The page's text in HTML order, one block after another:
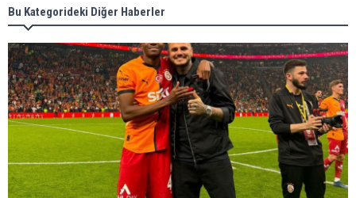
Bu Kategorideki Diğer Haberler